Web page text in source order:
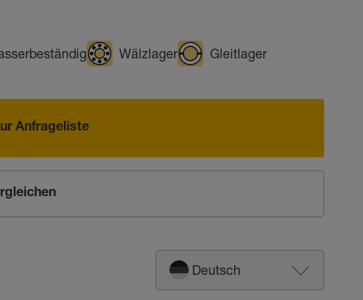
Wälzlager Gleitlager
Anfrageliste
Deutsch